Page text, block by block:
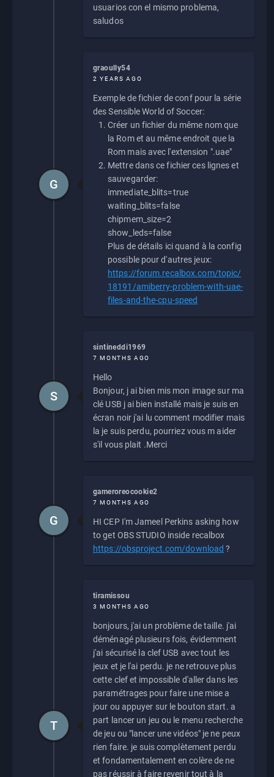
usuarios con el mismo problema,
saludos
graoully54
2 YEARS AGO
Exemple de fichier de conf pour la série
des Sensible World of Soccer:
Créer un fichier du même nom que
la Rom et au même endroit que la
Rom mais avec l'extension ".uae"
Mettre dans ce fichier ces lignes et
sauvegarder:
immediate_blits=true
waiting_blits=false
chipmem_size=2
show_leds=false
Plus de détails ici quand à la config
possible pour d'autres jeux:
https://forum.recalbox.com/topic/
18191/amiberry-problem-with-uae-
files-and-the-cpu-speed
G
sintineddi1969
7 MONTHS AGO
Hello
Bonjour, j ai bien mis mon image sur ma
clé USB j ai bien installé mais je suis en
écran noir j'ai lu comment modifier mais
la je suis perdu, pourriez vous m aider
s'il vous plait .Merci
S
gameroreocookie2
7 MONTHS AGO
HI CEP I'm Jameel Perkins asking how
to get OBS STUDIO inside recalbox
https://obsproject.com/download ?
G
tiramissou
3 MONTHS AGO
bonjours, j'ai un problème de taille. j'ai
déménagé plusieurs fois, évidemment
j'ai sécurisé la clef USB avec tout les
jeux et je l'ai perdu. je ne retrouve plus
cette clef et impossible d'aller dans les
paramétrages pour faire une mise a
jour ou appuyer sur le bouton start. a
part lancer un jeu ou le menu recherche
de jeu ou "lancer une vidéos" je ne peux
rien faire. je suis complètement perdu
et fondamentalement en colère de ne
pas réussir à faire revenir tout à la
T